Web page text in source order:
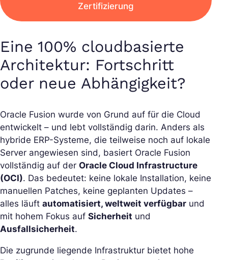
Zertifizierung
Eine 100% cloudbasierte
Architektur: Fortschritt
oder neue Abhängigkeit?
Oracle Fusion wurde von Grund auf für die Cloud
entwickelt – und lebt vollständig darin. Anders als
hybride ERP-Systeme, die teilweise noch auf lokale
Server angewiesen sind, basiert Oracle Fusion
vollständig auf der Oracle Cloud Infrastructure
(OCI). Das bedeutet: keine lokale Installation, keine
manuellen Patches, keine geplanten Updates –
alles läuft automatisiert, weltweit verfügbar und
mit hohem Fokus auf Sicherheit und
Ausfallsicherheit.
Die zugrunde liegende Infrastruktur bietet hohe